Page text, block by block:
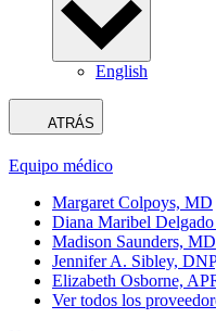
English
ATRÁS
Equipo médico
Margaret Colpoys, MD
Diana Maribel
Madison Saunders, MD
Jennifer A. Sibley,
Elizabeth Osborne,
Ver todos los